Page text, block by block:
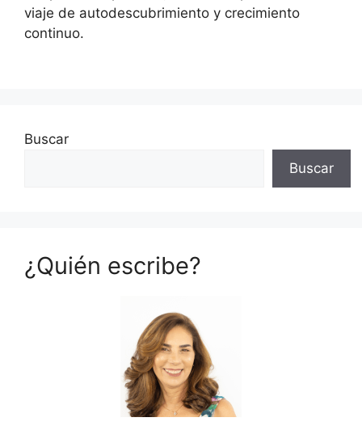
viaje de autodescubrimiento y crecimiento
continuo.
Buscar
Buscar
¿Quién escribe?